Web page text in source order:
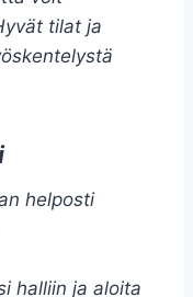
tilat ja
helposti
halliin ja aloita